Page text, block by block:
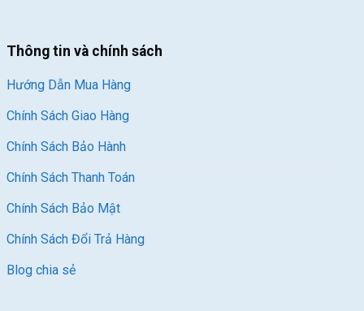
Thông tin và chính sách
Hướng Dẫn Mua Hàng
Chính Sách Giao Hàng
Chính Sách Bảo Hành
Chính Sách Thanh Toán
Chính Sách Bảo Mật
Chính Sách Đổi Trả Hàng
Blog chia sẻ